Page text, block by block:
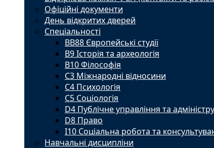
Офіційні документи
День відкритих дверей
Спеціальності
BВ88 Європейські студії
B9 Історія та археологія
B10 Філософія
C3 Міжнародні відносини
C4 Психологія
С5 Соціологія
D4 Публічне управління та
D8 Право
I10 Соціальна робота та
Навчальні дисципліни